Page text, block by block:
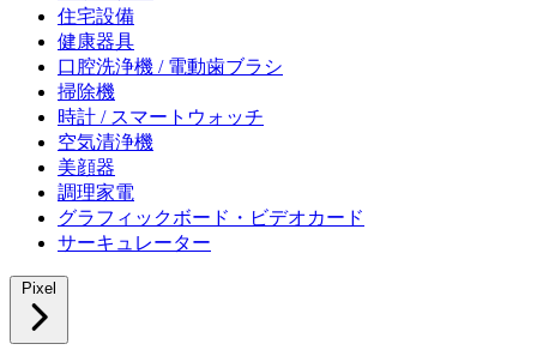
住宅設備
健康器具
口腔洗浄機 / 電動歯ブラシ
掃除機
時計 / スマートウォッチ
空気清浄機
美顔器
調理家電
グラフィックボード・ビデオカード
サーキュレーター
Pixel